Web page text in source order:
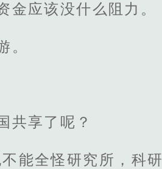
应该没什么阻力。
。
共享了呢？
能全怪研究所，科研